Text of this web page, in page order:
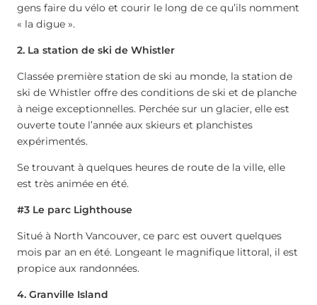
gens faire du vélo et courir le long de ce qu’ils nomment
« la digue ».
2. La station de ski de Whistler
Classée première station de ski au monde, la station de
ski de Whistler offre des conditions de ski et de planche
à neige exceptionnelles. Perchée sur un glacier, elle est
ouverte toute l’année aux skieurs et planchistes
expérimentés.
Se trouvant à quelques heures de route de la ville, elle
est très animée en été.
#3 Le parc Lighthouse
Situé à North Vancouver, ce parc est ouvert quelques
mois par an en été. Longeant le magnifique littoral, il est
propice aux randonnées.
4. Granville Island